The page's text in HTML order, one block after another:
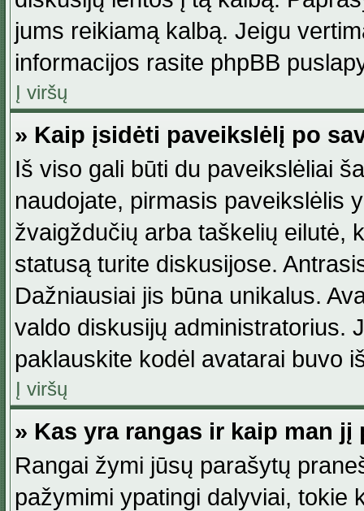
jums reikiamą kalbą. Jeigu
informacijos rasite phpBB
Į viršų
» Kaip įsidėti paveikslėlį po
Iš viso gali būti du paveikslėliai
naudojate, pirmasis paveikslėlis
žvaigždučių arba taškelių eilutė,
statusą turite diskusijose.
Dažniausiai jis būna unikalus.
valdo diskusijų administratorius.
paklauskite kodėl avatarai buvo
Į viršų
» Kas yra rangas ir kaip man jį
Rangai žymi jūsų parašytų
pažymimi ypatingi dalyviai, tokie